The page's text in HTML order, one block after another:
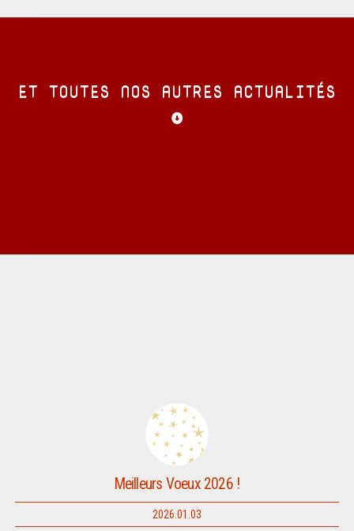
ET TOUTES NOS AUTRES ACTUALITÉS
Meilleurs Voeux 2026 !
2026.01.03